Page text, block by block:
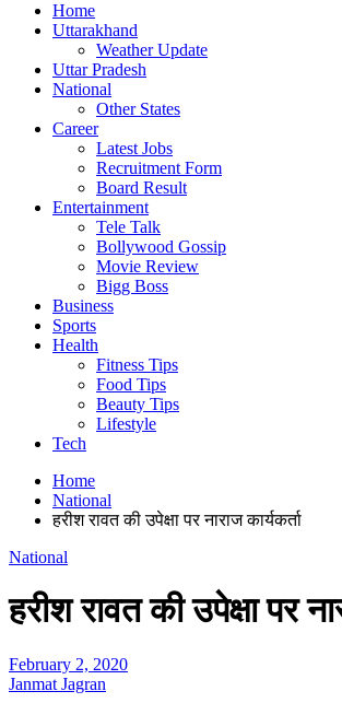
Home
Uttarakhand
Weather Update
Uttar Pradesh
National
Other States
Career
Latest Jobs
Recruitment Form
Board Result
Entertainment
Tele Talk
Bollywood Gossip
Movie Review
Bigg Boss
Business
Sports
Health
Fitness Tips
Food Tips
Beauty Tips
Lifestyle
Tech
Home
National
हरीश रावत की उपेक्षा पर नाराज कार्यकर्ता
National
हरीश रावत की उपेक्षा पर
February 2, 2020
Janmat Jagran